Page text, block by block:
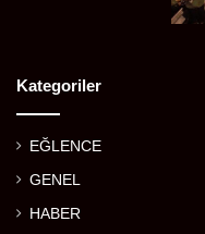
Kategoriler
EĞLENCE
GENEL
HABER